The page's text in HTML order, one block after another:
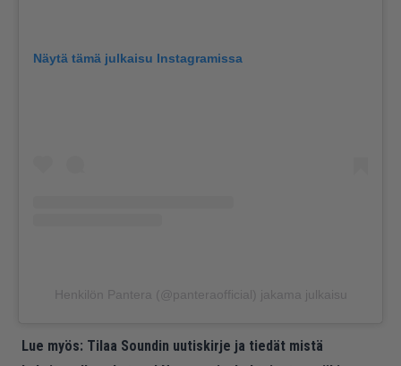
Näytä tämä julkaisu Instagramissa
Henkilön Pantera (@panteraofficial) jakama julkaisu
Lue myös: Tilaa Soundin uutiskirje ja tiedät mistä